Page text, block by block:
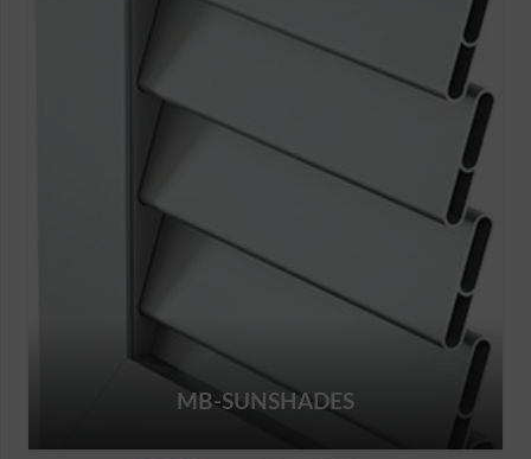
MB-SUNSHADES